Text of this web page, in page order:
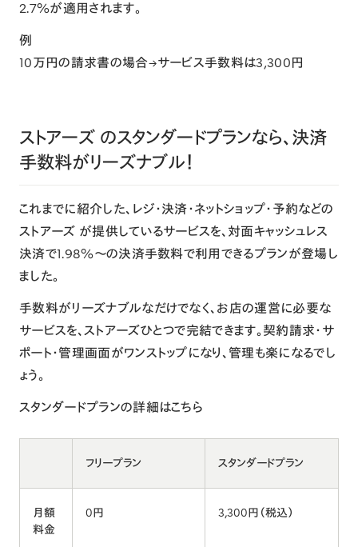
2.7%が適用されます。
例
10万円の請求書の場合→サービス手数料は3,300円
ストアーズ のスタンダードプランなら、決済
手数料がリーズナブル！
これまでに紹介した、レジ・決済・ネットショップ・予約などの
ストアーズ が提供しているサービスを、対面キャッシュレス
決済で1.98%〜の決済手数料で利用できるプランが登場し
ました。
手数料がリーズナブルなだけでなく、お店の運営に必要な
サービスを、ストアーズひとつで完結できます。契約請求・サ
ポート・管理画面がワンストップになり、管理も楽になるでし
ょう。
スタンダードプランの詳細はこちら
フリープラン スタンダードプラン
月額
料金
0円 3,300円（税込）